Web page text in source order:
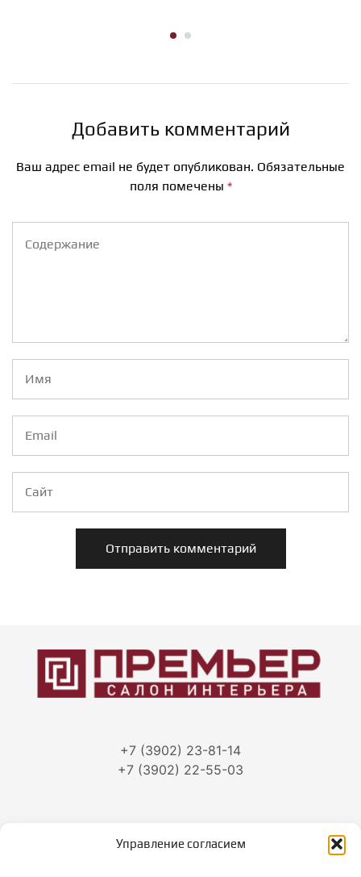
Управление согласием
Добавить комментарий
Ваш адрес email не будет опубликован. Обязательные
поля помечены *
+7 (3902) 23-81-14
+7 (3902) 22-55-03
г. Абакан, ул.Тараса Шевченко, 86